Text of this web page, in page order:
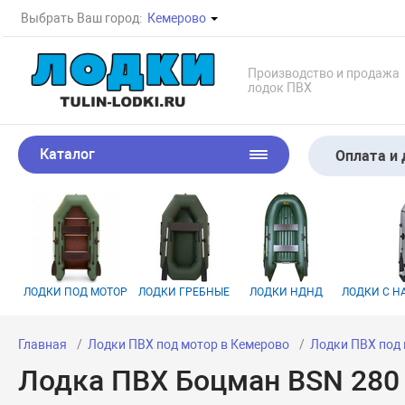
Выбрать Ваш город: Кемерово
Производство и продажа
лодок ПВХ
Каталог Оплата и
ЛОДКИ ПОД МОТОР ЛОДКИ ГРЕБНЫЕ ЛОДКИ НДНД ЛОДКИ С
Главная Лодки ПВХ под мотор в Кемерово Лодки ПВХ под
Лодка ПВХ Боцман BSN 280